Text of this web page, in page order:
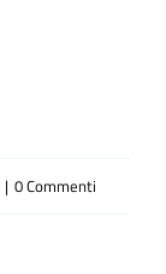
| 0 Commenti